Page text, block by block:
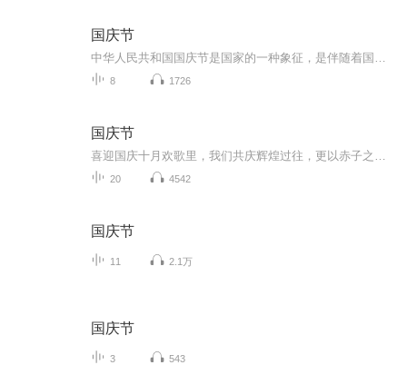
国庆节
8 1726
国庆节
20 4542
国庆节
11 2.1万
国庆节
3 543